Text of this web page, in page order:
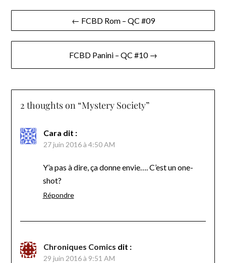
Navigation
de
← FCBD Rom – QC #09
FCBD Panini – QC #10 →
2 thoughts on “Mystery Society”
Cara dit :
27 juin 2016 à 4:50 AM
Y’a pas à dire, ça donne envie…. C’est un one-
shot?
Répondre
Chroniques Comics dit :
29 juin 2016 à 9:51 AM